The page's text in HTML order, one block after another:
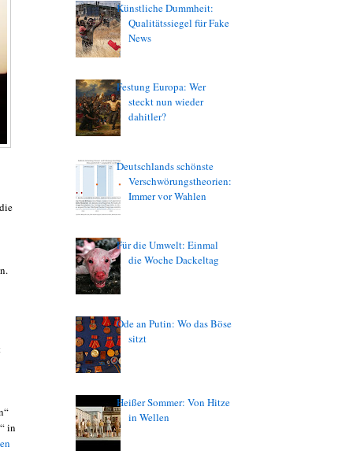
in
Künstliche Dummheit:
Qualitätssiegel für Fake
News
Festung Europa: Wer
steckt nun wieder
dahitler?
Deutschlands schönste
Verschwörungstheorien:
Immer vor Wahlen
Für die Umwelt: Einmal
die Woche Dackeltag
Ode an Putin: Wo das Böse
sitzt
Heißer Sommer: Von Hitze
in Wellen